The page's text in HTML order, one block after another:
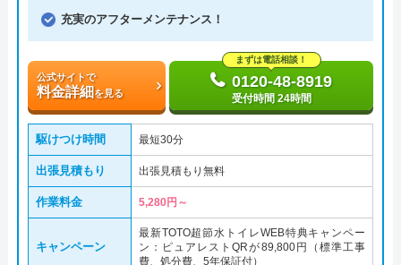
充実のアフターメンテナンス！
公式サイトで
料金詳細を見る
まずは電話相談！
0120-48-8919
受付時間 24時間
駆けつけ時間 最短30分
出張見積もり 出張見積もり無料
作業料金 5,280円～
キャンペーン
最新TOTO超節水トイレWEB特典キャンペー
ン：ピュアレストQRが89,800円（標準工事
費、処分費、5年保証付）